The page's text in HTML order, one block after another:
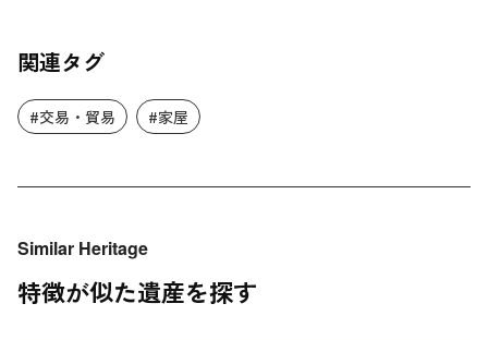
関連タグ
#交易・貿易 #家屋
Similar Heritage
特徴が似た遺産を探す